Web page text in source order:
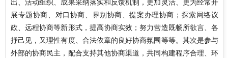
展专题协商、对口协商、界别协商、提案办理协商；探索网络议
政、远程协商等新形式，提高协商实效；努力营造既畅所欲言、各
抒己见，又理性有度、合法依章的良好协商氛围等等。其次是参与
外部的协商民主，配合支持其他协商渠道，共同构建程序合理、环